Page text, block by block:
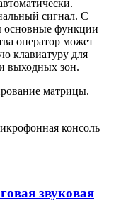
сигнал. С
основные функции
оператор может
клавиатуру для
выходных зон.
матрицы.
консоль
звуковая